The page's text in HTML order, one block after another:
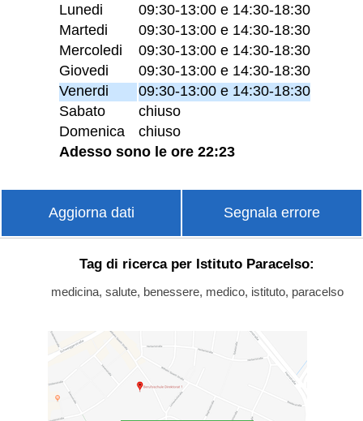
Lunedi
09:30-13:00 e 14:30-18:30
Martedi
09:30-13:00 e 14:30-18:30
Mercoledi
09:30-13:00 e 14:30-18:30
Giovedi
09:30-13:00 e 14:30-18:30
Venerdi
09:30-13:00 e 14:30-18:30
Sabato
chiuso
Domenica
chiuso
Adesso sono le ore 22:23
Aggiorna dati Segnala errore
Tag di ricerca per Istituto Paracelso:
medicina, salute, benessere, medico, istituto, paracelso